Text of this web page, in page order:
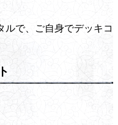
で、ご自身でデッキコ